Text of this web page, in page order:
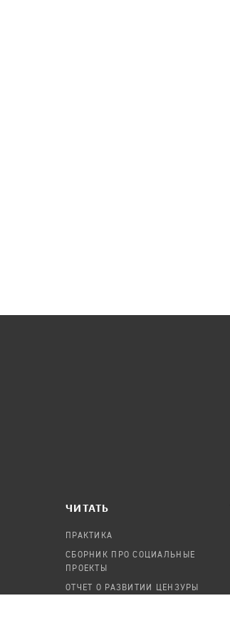
ЧИТАТЬ
ПРАКТИКА
СБОРНИК ПРО СОЦИАЛЬНЫЕ
ПРОЕКТЫ
ОТЧЕТ О РАЗВИТИИ ЦЕНЗУРЫ